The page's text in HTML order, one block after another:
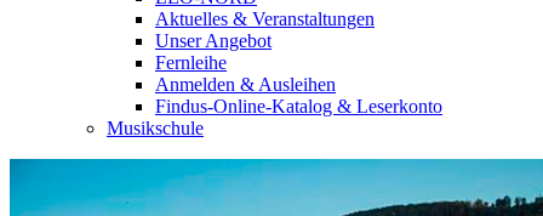
Aktuelles & Veranstaltungen
Unser Angebot
Fernleihe
Anmelden & Ausleihen
Findus-Online-Katalog & Leserkonto
Musikschule